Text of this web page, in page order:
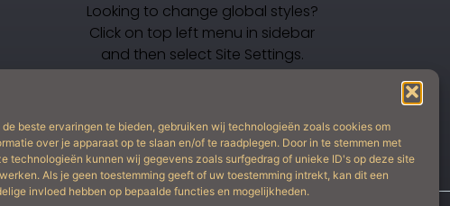
de beste ervaringen te bieden, gebruiken wij technologieën zoals cookies om
over je apparaat op te slaan en/of te raadplegen. Door in te stemmen met
technologieën kunnen wij gegevens zoals surfgedrag of unieke ID's op deze site
Als je geen toestemming geeft of uw toestemming intrekt, kan dit een
invloed hebben op bepaalde functies en mogelijkheden.
Looking to change global styles?
Click on top left menu in sidebar
and then select Site Settings.
ACCENT TEXT